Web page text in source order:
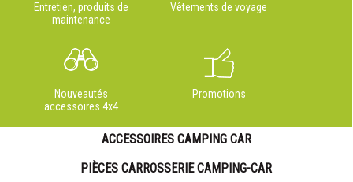
Entretien, produits de
maintenance
Vêtements de voyage
Nouveautés
accessoires 4x4
Promotions
ACCESSOIRES CAMPING CAR
PIÈCES CARROSSERIE CAMPING-CAR